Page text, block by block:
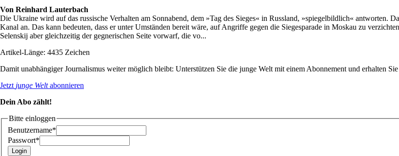
Von Reinhard Lauterbach
Die Ukraine wird auf das russische Verhalten am Sonnabend, dem »Tag des Sieges« in Russland, »spiegelbildlich« antworten.
Kanal an. Das kann bedeuten, dass er unter Umständen bereit wäre, auf Angriffe gegen die Siegesparade in Moskau zu
Selenskij aber gleichzeitig der gegnerischen Seite vorwarf, die vo...
Artikel-Länge: 4435 Zeichen
Damit unabhängiger Journalismus weiter möglich bleibt: Unterstützen Sie die junge Welt mit einem Abonnement und erhalten
Jetzt junge Weltabonnieren
Dein Abo zählt!
Bitte einloggen
Benutzername*
Passwort*